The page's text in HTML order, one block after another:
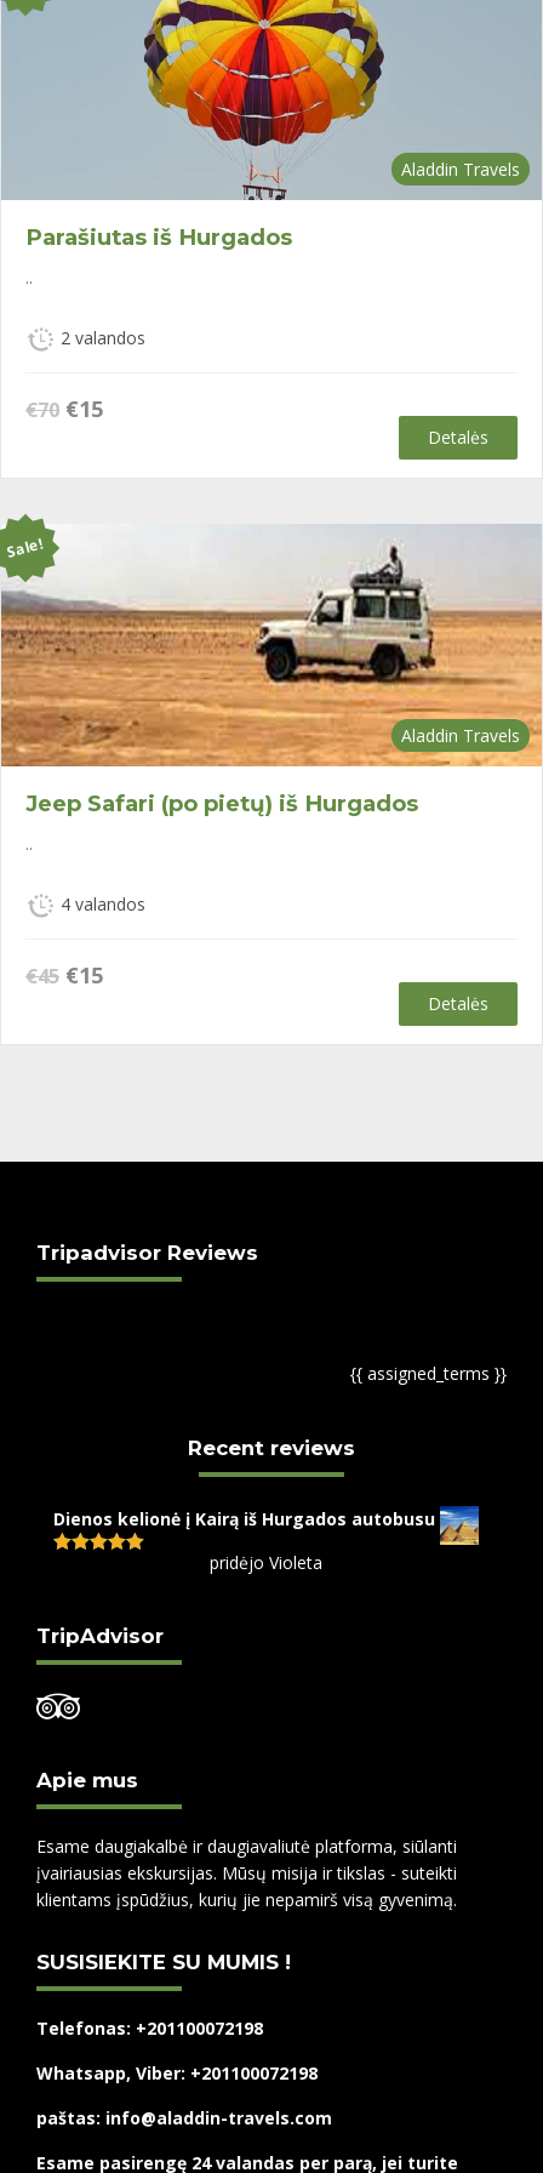
Aladdin Travels
Parašiutas iš Hurgados
..
2 valandos
€70 Original
€70.
€15Current
€15.
Detalės
Sale!
Aladdin Travels
Jeep Safari (po pietų) iš Hurgados
..
4 valandos
€45 Original
€45.
€15Current
€15.
Detalės
Tripadvisor Reviews
{{ assigned_terms }}
Recent reviews
Dienos kelionė į Kairą iš Hurgados autobusu
pridėjo Violeta
TripAdvisor
Apie mus
Esame daugiakalbė ir daugiavaliutė platforma, siūlanti
įvairiausias ekskursijas. Mūsų misija ir tikslas - suteikti
klientams įspūdžius, kurių jie nepamirš visą gyvenimą.
SUSISIEKITE SU MUMIS !
Telefonas: +201100072198
Whatsapp, Viber: +201100072198
paštas: info@aladdin-travels.com
Esame pasirengę 24 valandas per parą, jei turite